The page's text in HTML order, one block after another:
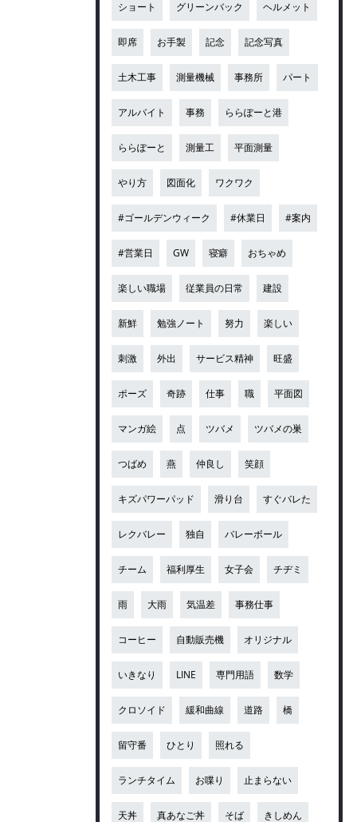
ショート グリーンバック ヘルメット
即席 お手製 記念 記念写真
土木工事 測量機械 事務所 パート
アルバイト 事務 ららぽーと港
ららぽーと 測量工 平面測量
やり方 図面化 ワクワク
#ゴールデンウィーク #休業日 #案内
#営業日 GW 寝癖 おちゃめ
楽しい職場 従業員の日常 建設
新鮮 勉強ノート 努力 楽しい
刺激 外出 サービス精神 旺盛
ポーズ 奇跡 仕事 職 平面図
マンガ絵 点 ツバメ ツバメの巣
つばめ 燕 仲良し 笑顔
キズパワーパッド 滑り台 すぐバレた
レクバレー 独自 バレーボール
チーム 福利厚生 女子会 チヂミ
雨 大雨 気温差 事務仕事
コーヒー 自動販売機 オリジナル
いきなり LINE 専門用語 数学
クロソイド 緩和曲線 道路 橋
留守番 ひとり 照れる
ランチタイム お喋り 止まらない
天丼 真あなご丼 そば きしめん